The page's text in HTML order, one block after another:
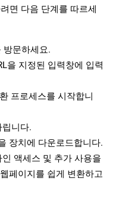
면 다음 단계를 따르세
방문하세요.
을 지정된 입력창에 입력
프로세스를 시작합니
니다.
장치에 다운로드합니다.
액세스 및 추가 사용을
페이지를 쉽게 변환하고